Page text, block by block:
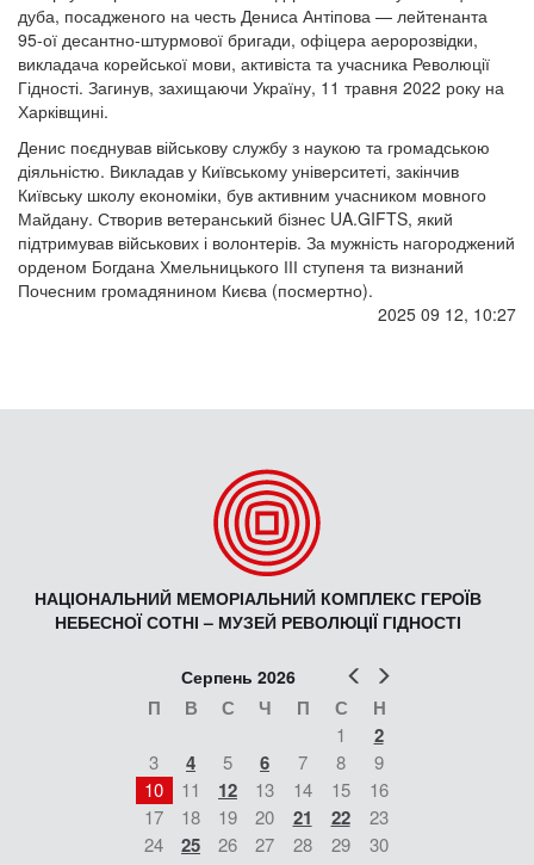
дуба, посадженого на честь Дениса Антіпова — лейтенанта
95-ої десантно-штурмової бригади, офіцера аеророзвідки,
викладача корейської мови, активіста та учасника Революції
Гідності. Загинув, захищаючи Україну, 11 травня 2022 року на
Харківщині.
Денис поєднував військову службу з наукою та громадською
діяльністю. Викладав у Київському університеті, закінчив
Київську школу економіки, був активним учасником мовного
Майдану. Створив ветеранський бізнес UA.GIFTS, який
підтримував військових і волонтерів. За мужність нагороджений
орденом Богдана Хмельницького ІІІ ступеня та визнаний
Почесним громадянином Києва (посмертно).
2025 09 12, 10:27
НАЦІОНАЛЬНИЙ МЕМОРІАЛЬНИЙ КОМПЛЕКС ГЕРОЇВ
НЕБЕСНОЇ СОТНІ – МУЗЕЙ РЕВОЛЮЦІЇ ГІДНОСТІ
Попер
Серпень 2026
П В С Ч П С Н
1 2
3 4 5 6 7 8
9
10
11 12 13 14 15
16
17
18 19 20 21 22
23
24
25 26 27 28 29
30